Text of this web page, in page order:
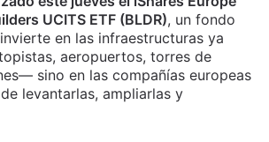
UCITS ETF (BLDR), un fondo
en las infraestructuras ya
aeropuertos, torres de
sino en las compañías europeas
levantarlas, ampliarlas y